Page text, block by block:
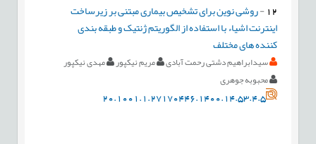
12
-روشی نوین برای تشخیص بیماری مبتنی بر زیرساخت
اینترنت اشیاء با استفاده از الگوریتم ژنتیک و طبقه بندی
کننده های مختلف
سیدابراهیم دشتی رحمت آبادی مریم نیکپور
مهدی نیکپور
محبوبه جوهری
20.1001.1.27170446.1400.14.53.4.5